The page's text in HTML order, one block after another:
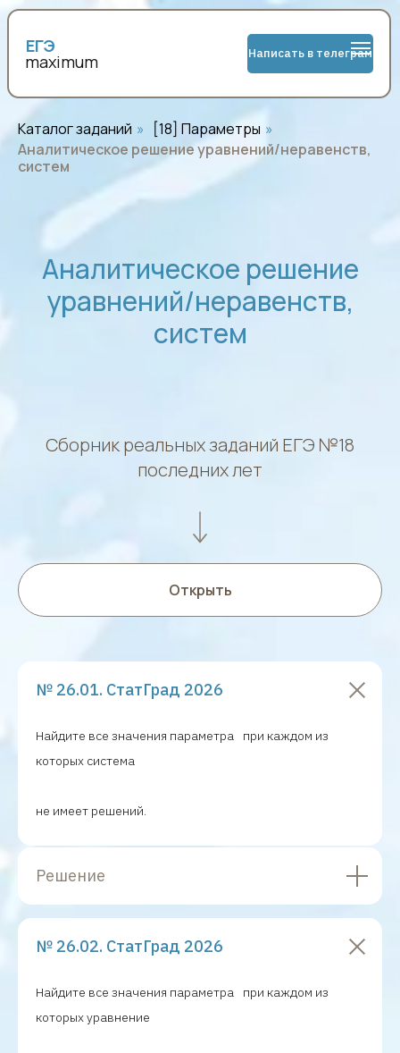
Написать в телеграм
maximum
ЕГЭ
Каталог заданий » [18] Параметры »
Аналитическое решение уравнений/неравенств,
систем
Аналитическое решение
уравнений/неравенств,
систем
Сборник реальных заданий ЕГЭ №18
последних лет
Открыть
№ 26.01. СтатГрад 2026
Найдите все значения параметра
при каждом из
которых система
не имеет решений.
Решение
№ 26.02. СтатГрад 2026
Найдите все значения параметра
при каждом из
которых уравнение